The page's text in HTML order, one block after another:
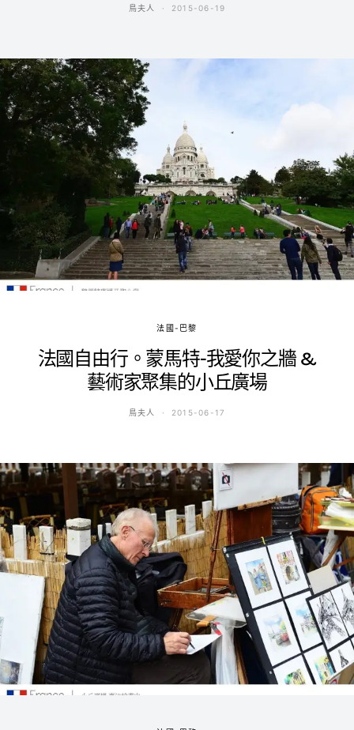
鳥夫人 2015-06-19
法國-巴黎
法國自由行。蒙馬特-我愛你之牆 &
藝術家聚集的小丘廣場
鳥夫人 2015-06-17